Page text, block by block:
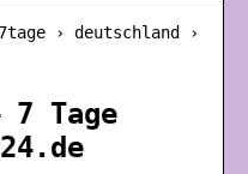
› deutschland ›
7 Tage